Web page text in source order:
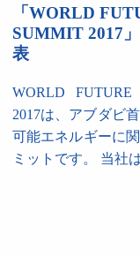
「WORLD
SUMMIT 2017
表
WORLD
2017は、アブダビ
可能エネルギーに
ミットです。 当社